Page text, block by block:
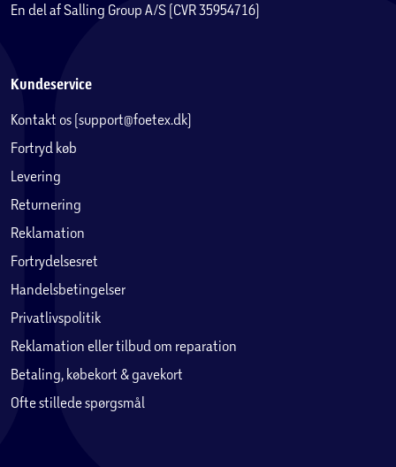
En del af Salling Group A/S (CVR 35954716)
Kundeservice
Kontakt os (support@foetex.dk)
Fortryd køb
Levering
Returnering
Reklamation
Fortrydelsesret
Handelsbetingelser
Privatlivspolitik
Reklamation eller tilbud om reparation
Betaling, købekort & gavekort
Ofte stillede spørgsmål